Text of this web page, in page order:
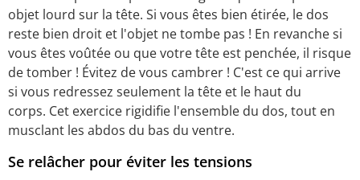
objet lourd sur la tête. Si vous êtes bien étirée, le dos
reste bien droit et l'objet ne tombe pas ! En revanche si
vous êtes voûtée ou que votre tête est penchée, il risque
de tomber ! Évitez de vous cambrer ! C'est ce qui arrive
si vous redressez seulement la tête et le haut du
corps. Cet exercice rigidifie l'ensemble du dos, tout en
musclant les abdos du bas du ventre.
Se relâcher pour éviter les tensions